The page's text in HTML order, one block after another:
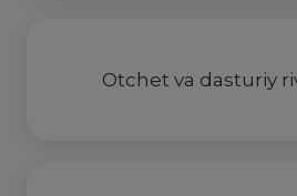
Otchet va dasturiy